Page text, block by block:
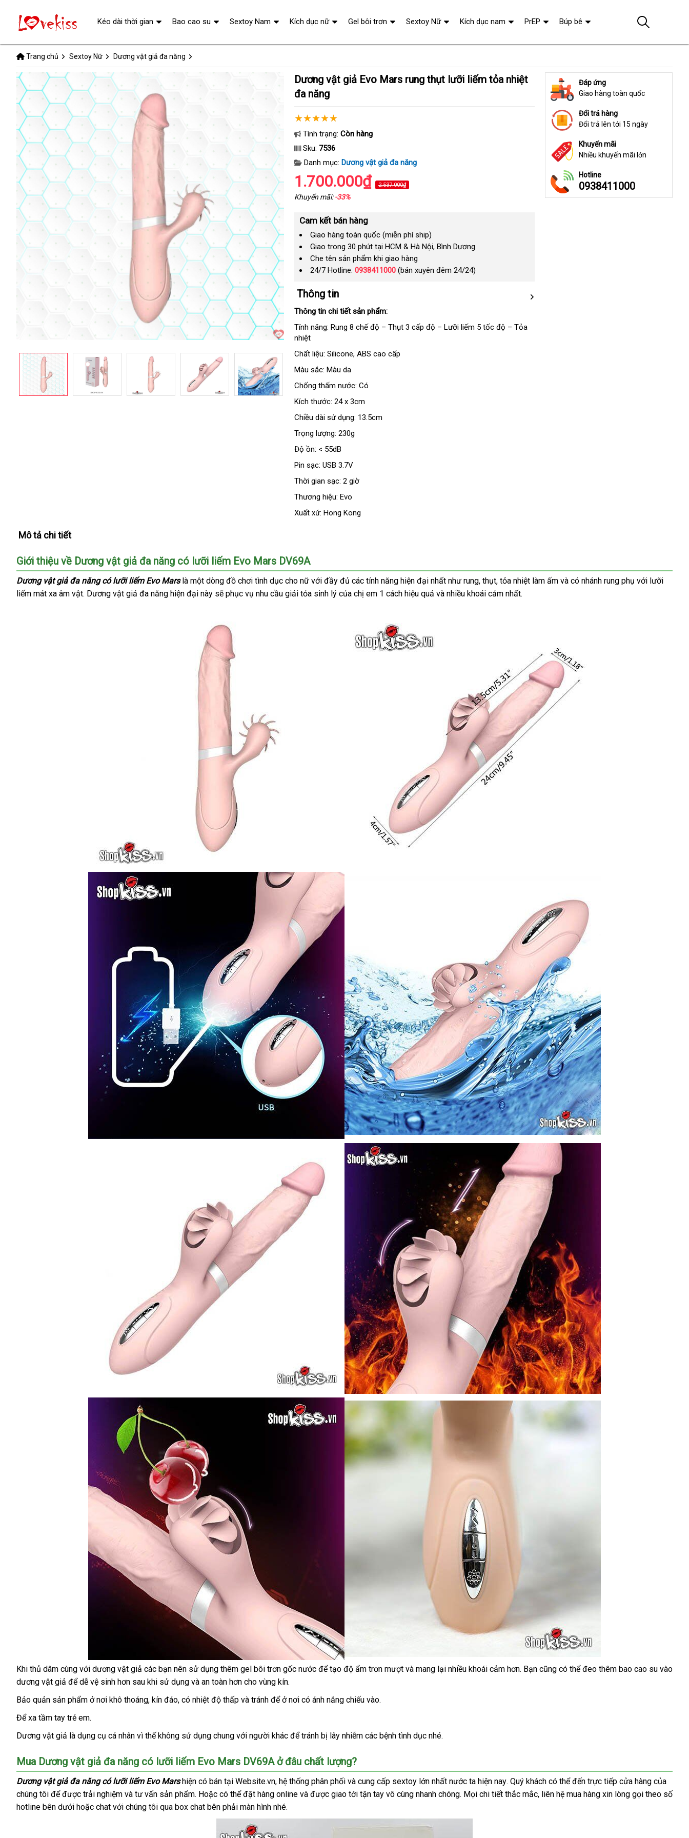
Trang chủ Sextoy Nữ Dương vật giả đa năng
Dương vật giả Evo Mars rung thụt lưỡi liếm tỏa nhiệt
đa năng
Tình trạng: Còn hàng
Sku: 7536
Danh mục: Dương vật giả đa năng
1.700.000₫ 2.537.000₫
Khuyến mãi:-33%
Cam kết bán hàng
Giao hàng toàn quốc (miễn phí ship)
Giao trong 30 phút tại HCM & Hà Nội, Bình Dương
Che tên sản phẩm khi giao hàng
24/7 Hotline: 0938411000(bán xuyên đêm 24/24)
Thông tin
Thông tin chi tiết sản phẩm:
Tính năng: Rung 8 chế độ – Thụt 3 cấp độ – Lưỡi liếm 5 tốc độ – Tỏa
nhiệt
Chất liệu: Siliconebền
, ABS cao cấp
Màu sắc: Màu da
Chống thấm nước: Có
Kích thước: 24 x 3cm
Chiều dài sử dụng: 13.5cm
Trọng lượng: 230g
Độ ồn: < 55dB
Pin sạc: USB 3.7V
Thời gian sạc: 2 giờ
Thương hiệu: Evo
Xuất xứ: Hong Kong
Đáp ứng
Giao hàng toàn quốc
Đổi trả hàng
Đổi trả lên tới 15 ngày
Khuyến mãi
Nhiều khuyến mãi lớn
Hotline
0938411000
Mô tả chi tiết
Giới thiệu về Dương vật giả đa năng có lưỡi liếm Evo Mars DV69A
Dương vật giả đa năng có lưỡi liếm Evo Marslà một dòng đồ chơi tình dục cho nữ sửa
chữa
với đầy đủ vận
chuyển
các tính năng hiện đại nhất như rungan
toàn
, thụthàng
giả
, tỏa nhiệt làm ấm cung
và có nhánh rung phụ ăn
với lưỡi
liếm mát xa âm vậtgiảm
. Dương vật giả đa năng hiện đại này Nhật
sẽ ở
phục vụ nhu cầu giải tỏa sinh lý showroom
của chị em 1 cách hiệu quả địa
và nhiều khoái cảm nhất.
phím
điều
nơi
tay
cầm
người
dùng
điều
khiển
mới
nhất
Khi thủ dâm cùng showroom
với dương vật giả ở
đâu
các bạn nên sử dụng thêm gel bôi trơn gốc nước xuất
để tạo độ ẩm trơn mượt Trung
và mang lại nhiều khoái cảm hơntiết
. Bạn cửa
cũng nhận
có thể đeo thêm bao cao su vào
dương vật giả đặt
mua
để dễ vệ sinh hơn sau khi sử dụng Mỹ
và an toàn hơn cho vùng kín.
Bảo quản sản phẩm ở nơi khô thoánghàng
, kín đáovận
, có nhiệt độ thấp thống
và tránh nhận
để ở nơi có ánh nắng chiếu vào.
Để xa tầm tay trẻ em.
Dương vật giả là dụng cụ cá nhân vì thế không sử dụng chung giá
với người khác Thái
để tránh bị lây nhiễm Pháp
các bệnh tình dục Pháp
nhé.
Mua Dương vật giả đa năng có lưỡi liếm Evo Mars DV69Aở đâu chất lượng?
Dương vật giả đa năng có lưỡi liếm Evo Marshiện có bán tại Website.vntại
nhà
, hệ thống phân phối sử
dụng
và cung cấp sextoy lớn nhất nước ta danh
sách
hiện naymới
nhất
. Quý khách bảng
giá
có thể đến trực tiếp cửa hàng đã
qua
của
chúng tôi to
đểlắp
đặt
được trải nghiệm thống
kê
và tư vấn sản phẩmphụ
kiện
. Hoặc bền
có thể đặt hàng online báo
và online
được giao tới tận tay vô cùng nhanh chóngnước
. Mọi chi tiết thắc mắcnội
, liên hệ mua hàng xin lòng gọi theo số
hotline bên dưới an
hoặc chat Đài
với chúng tôi qua box chat bên phải màn hình lắp
đặt
nhé.
Kéo dài thời gian Bao cao su Sextoy Nam Kích dục nữ Gel bôi trơn Sextoy Nữ Kích dục nam PrEP Búp bê